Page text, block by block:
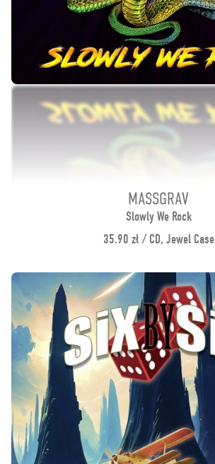
MASSGRAV
Slowly We Rock
35.90 zł / CD, Jewel Case